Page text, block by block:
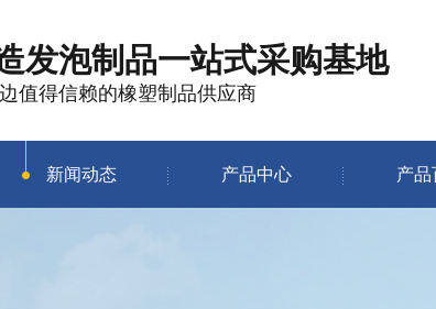
发泡制品一站式采购基地
值得信赖的橡塑制品供应商
新闻动态 产品中心 产品